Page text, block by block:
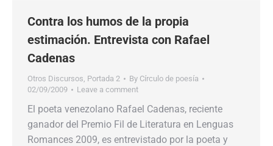
Contra los humos de la propia
estimación. Entrevista con Rafael
Cadenas
Otros Discursos, Portada 2 By Círculo de poesía
02/09/2009
Leave a comment
El poeta venezolano Rafael Cadenas, reciente
ganador del Premio Fil de Literatura en Lenguas
Romances 2009, es entrevistado por la poeta y